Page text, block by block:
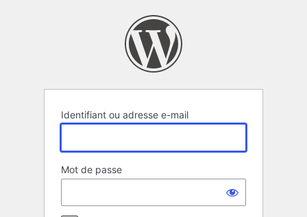
Identifiant ou adresse e-mail
Mot de passe